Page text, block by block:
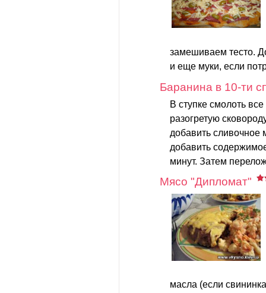
замешиваем тесто.
и еще муки, если
Баранина в 10-ти
В ступке смолоть
разогретую
добавить сливочное
добавить
минут. Затем
Мясо "Дипломат"
масла (если